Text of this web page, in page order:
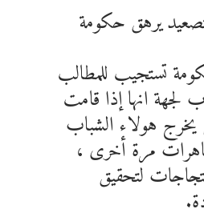
يرهق حكومة
تستجيب للمطالب
لجهة انها إذا قامت
يخرج هولاء الشباب
مرة أخرى ،
لتحقيق